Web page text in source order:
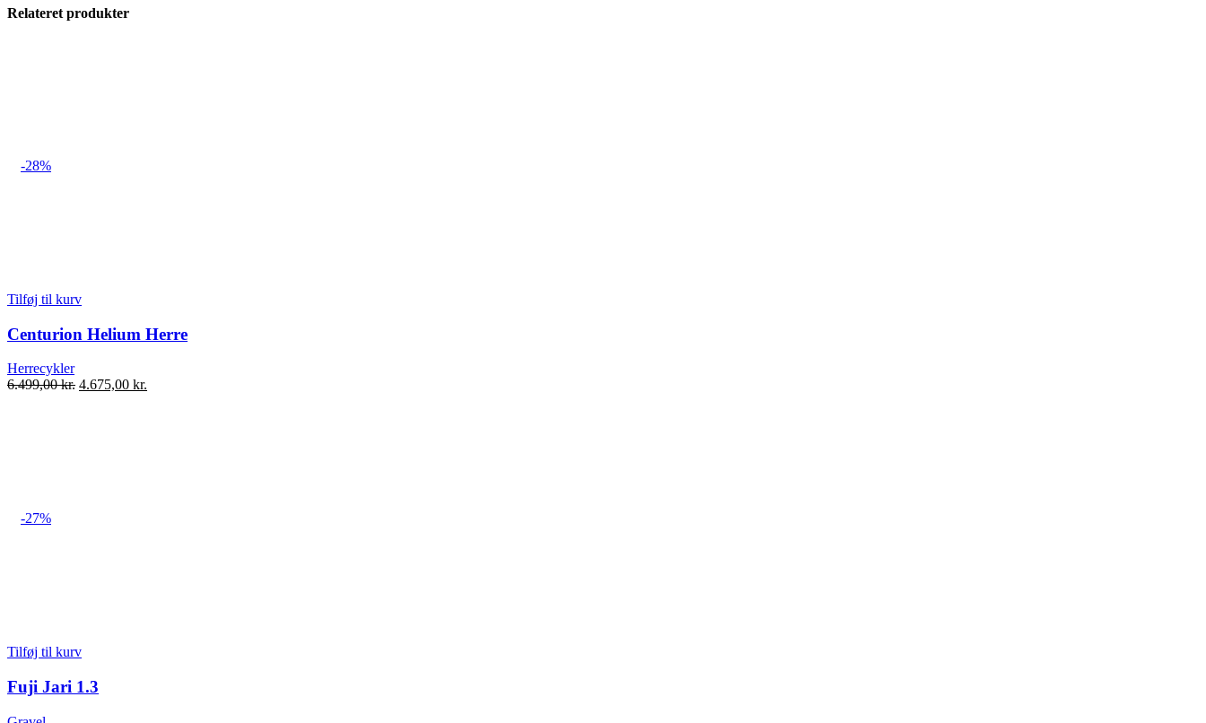
Relateret produkter
-28%
Tilføj til kurv
Centurion Helium Herre
Herrecykler
6.499,00kr. Den
4.675,00 kr.
-27%
Tilføj til kurv
Fuji Jari 1.3